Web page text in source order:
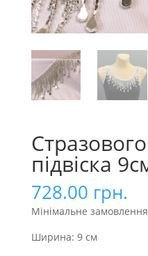
підвіска
728.00 грн.
Мінімальне
Ширина: 9 см